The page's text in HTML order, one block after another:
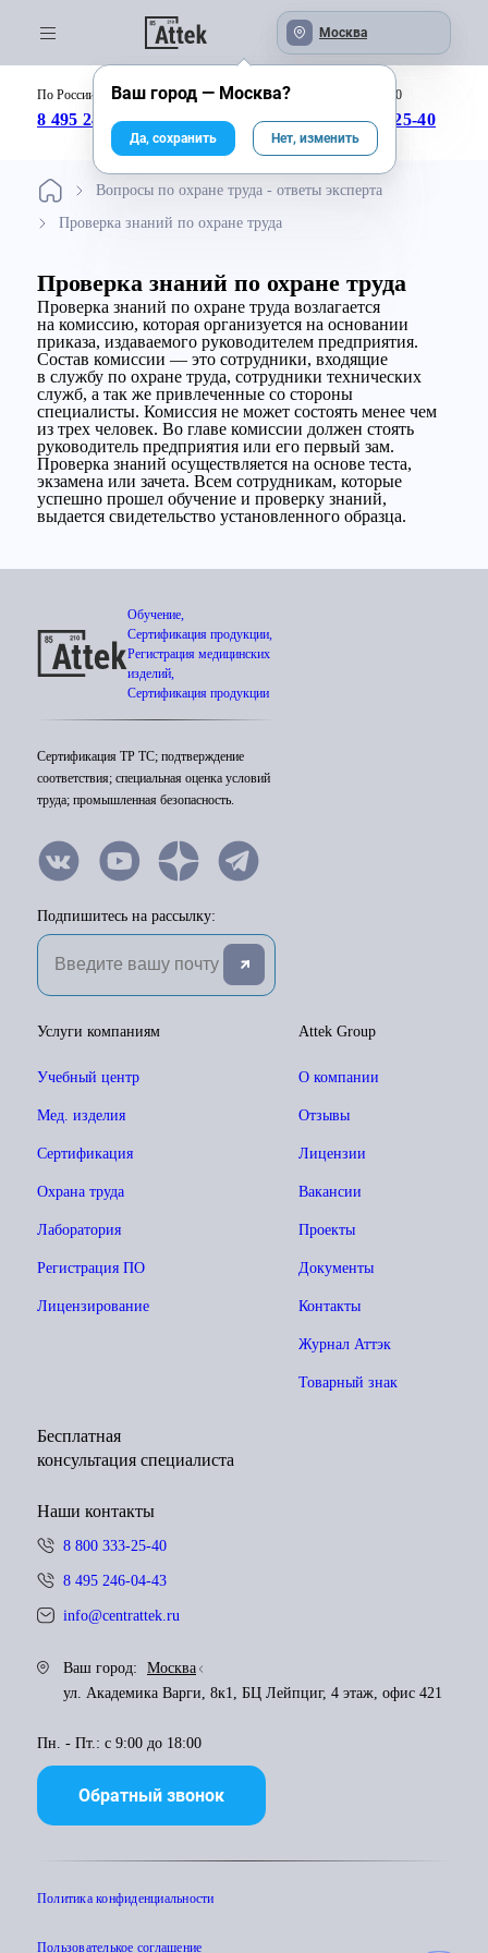
Москва
По России бесплатно:
8 495 246-04-43
с 09:00 до 18:00
8 800 333-25-40
Вопросы по охране труда - ответы эксперта
Проверка знаний по охране труда
Проверка знаний по охране труда
Проверка знаний по охране труда возлагается
на комиссию, которая организуется на основании
приказа, издаваемого руководителем предприятия.
Состав комиссии — это сотрудники, входящие
в службу по охране труда, сотрудники технических
служб, а так же привлеченные со стороны
специалисты. Комиссия не может состоять менее чем
из трех человек. Во главе комиссии должен стоять
руководитель предприятия или его первый зам.
Проверка знаний осуществляется на основе теста,
экзамена или зачета. Всем сотрудникам, которые
успешно прошел обучение и проверку знаний,
выдается свидетельство установленного образца.
Обучение,
Сертификация продукции,
Регистрация медицинских
изделий,
Сертификация продукции
Сертификация ТР ТС; подтверждение
соответствия; специальная оценка условий
труда; промышленная безопасность.
Подпишитесь на рассылку:
Attek Group
О компании
Отзывы
Лицензии
Вакансии
Проекты
Документы
Контакты
Журнал Аттэк
Товарный знак
Услуги компаниям
Учебный центр
Мед. изделия
Сертификация
Охрана труда
Лаборатория
Регистрация ПО
Лицензирование
Бесплатная
консультация специалиста
Наши контакты
8 800 333-25-40
8 495 246-04-43
info@centrattek.ru
Ваш город:
Москва
ул. Академика Варги, 8к1, БЦ Лейпциг, 4 этаж, офис 421
Пн. - Пт.: с 9:00 до 18:00
Обратный звонок
Политика конфиденциальности
Пользователькое соглашение
Ваш город — Москва?
Да, сохранить Нет, изменить